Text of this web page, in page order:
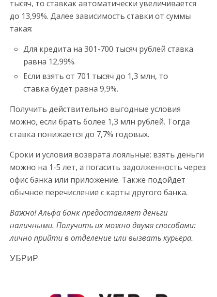
тысяч, то ставкак автоматически увеличивается
до 13,99%. Далее зависимость ставки от суммы
такая:
Для кредита на 301-700 тысяч рублей ставка
равна 12,99%.
Если взять от 701 тысяч до 1,3 млн, то
ставка будет равна 9,9%.
Получить действительно выгодные условия
можно, если брать более 1,3 млн рублей. Тогда
ставка понижается до 7,7% годовых.
Сроки и условия возврата лояльные: взять деньги
можно на 1-5 лет, а погасить задолженность через
офис банка или приложение. Также подойдет
обычное перечисление с карты другого банка.
Важно! Альфа банк предоставляет деньги
наличными. Получить их можно двумя способами:
лично прийти в отделение или вызвать курьера.
УБРиР